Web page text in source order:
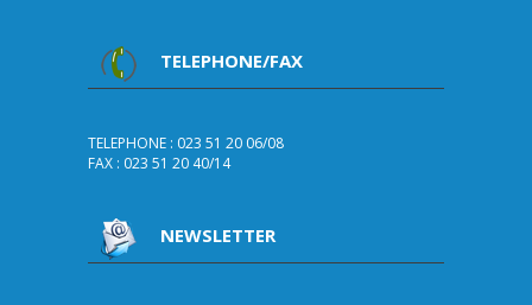
TELEPHONE/FAX
TELEPHONE : 023 51 20 06/08
FAX : 023 51 20 40/14
NEWSLETTER